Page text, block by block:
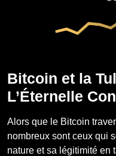
Bitcoin et la
L’Éternelle
Alors que le Bitcoin
nombreux sont ceux qui
nature et sa légitimité en